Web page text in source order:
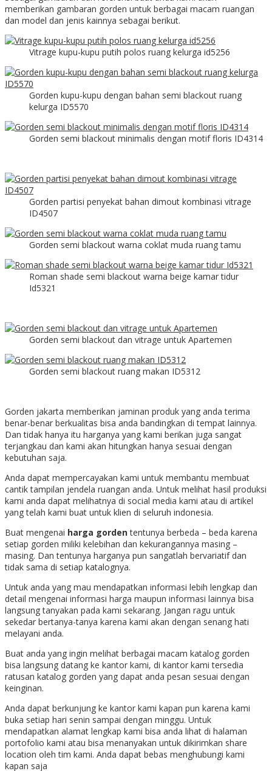
memberikan gambaran gorden untuk berbagai macam ruangan
dan model dan jenis kainnya sebagai berikut.
Vitrage kupu-kupu putih polos ruang kelurga id5256
Gorden kupu-kupu dengan bahan semi blackout ruang
kelurga ID5570
Gorden semi blackout minimalis dengan motif floris ID4314
Gorden partisi penyekat bahan dimout kombinasi vitrage
ID4507
Gorden semi blackout warna coklat muda ruang tamu
Roman shade semi blackout warna beige kamar tidur
Id5321
Gorden semi blackout dan vitrage untuk Apartemen
Gorden semi blackout ruang makan ID5312
Gorden jakarta memberikan jaminan produk yang anda terima
benar-benar berkualitas bisa anda bandingkan di tempat lainnya.
Dan tidak hanya itu harganya yang kami berikan juga sangat
terjangkau dan kami akan hitungkan hanya sesuai dengan
kebutuhan saja.
Anda dapat mempercayakan kami untuk membantu membuat
cantik tampilan jendela ruangan anda. Untuk melihat hasil produksi
kami anda dapat melihatnya di social media kami atau di artikel
yang telah kami buat untuk klien di seluruh indonesia.
Buat mengenai harga gordententunya berbeda – beda karena
setiap gorden miliki kelebihan dan kekurangannya masing –
masing. Dan tentunya harganya pun sangatlah bervariatif dan
tidak sama di setiap katalognya.
Untuk anda yang mau mendapatkan informasi lebih lengkap dan
detail mengenai informasi harga maupun informasi lainnya bisa
langsung tanyakan pada kami sekarang. Jangan ragu untuk
sekedar bertanya-tanya karena kami akan dengan senang hati
melayani anda.
Buat anda yang ingin melihat berbagai macam katalog gorden
bisa langsung datang ke kantor kami, di kantor kami tersedia
ratusan katalog gorden yang dapat anda pesan sesuai dengan
keinginan.
Anda dapat berkunjung ke kantor kami kapan pun karena kami
buka setiap hari senin sampai dengan minggu. Untuk
mendapatkan alamat lengkap kami bisa anda lihat di halaman
portofolio kami atau bisa menanyakan untuk dikirimkan share
location oleh tim kami. Anda dapat bebas menghubungi kami
kapan saja